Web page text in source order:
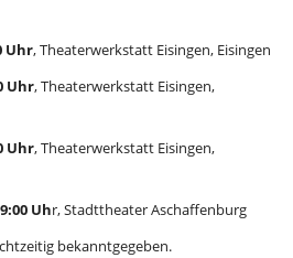
Uhr, Theaterwerkstatt Eisingen, Eisingen
Uhr, Theaterwerkstatt Eisingen,
Uhr, Theaterwerkstatt Eisingen,
Uhr, Stadttheater Aschaffenburg
bekanntgegeben.